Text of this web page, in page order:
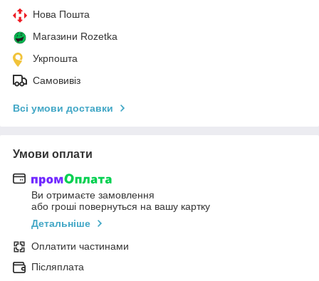
Нова Пошта
Магазини Rozetka
Укрпошта
Самовивіз
Всі умови доставки
Умови оплати
Ви отримаєте замовлення
або гроші повернуться на вашу картку
Детальніше
Оплатити частинами
Післяплата